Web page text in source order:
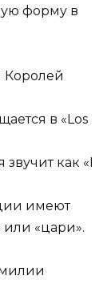
форму в
Королей
в «Los
как «I
имеют
«цари».